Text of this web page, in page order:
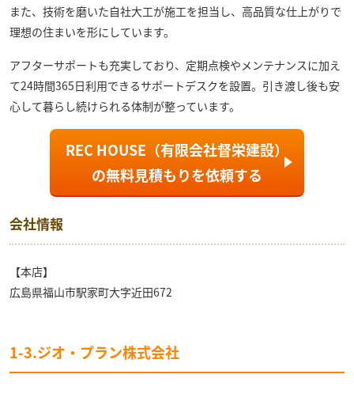
また、技術を磨いた自社大工が施工を担当し、高品質な仕上がりで
理想の住まいを形にしています。
アフターサポートも充実しており、定期点検やメンテナンスに加え
て24時間365日利用できるサポートデスクを設置。引き渡し後も安
心して暮らし続けられる体制が整っています。
REC HOUSE（有限会社督栄建設）
の無料見積もりを依頼する
会社情報
【本店】
広島県福山市駅家町大字近田672
1-3.ジオ・プラン株式会社